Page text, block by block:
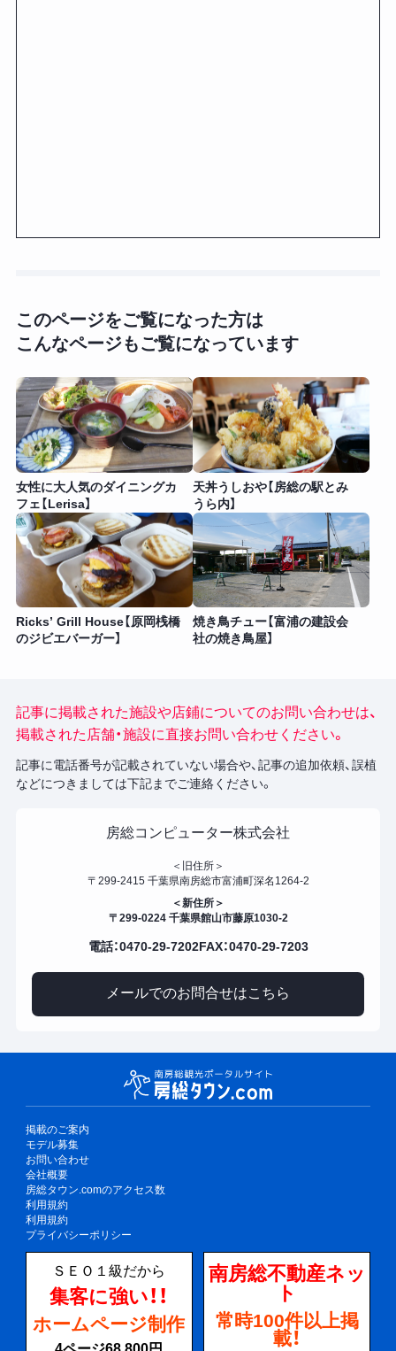
このページをご覧になった方は
こんなページもご覧になっています
女性に大人気のダイニングカ
フェ【Lerisa】
天丼うしおや【房総の駅とみ
うら内】
Ricks’ Grill House【原岡桟橋
のジビエバーガー】
焼き鳥チュー【富浦の建設会
社の焼き鳥屋】
記事に掲載された施設や店鋪についてのお問い合わせは、
掲載された店舗・施設に直接お問い合わせください。
記事に電話番号が記載されていない場合や、記事の追加依頼、誤植
などにつきましては下記までご連絡ください。
房総コンピューター株式会社
＜旧住所＞
〒299-2415 千葉県南房総市富浦町深名1264-2
＜新住所＞
〒299-0224 千葉県館山市藤原1030-2
電話：0470-29-7202FAX：0470-29-7203
メールでのお問合せはこちら
掲載のご案内
モデル募集
お問い合わせ
会社概要
房総タウン.comのアクセス数
利用規約
利用規約
プライバシーポリシー
ＳＥＯ１級だから
集客に強い！！
ホームページ制作
南房総不動産ネッ
ト
常時100件以上掲
載！